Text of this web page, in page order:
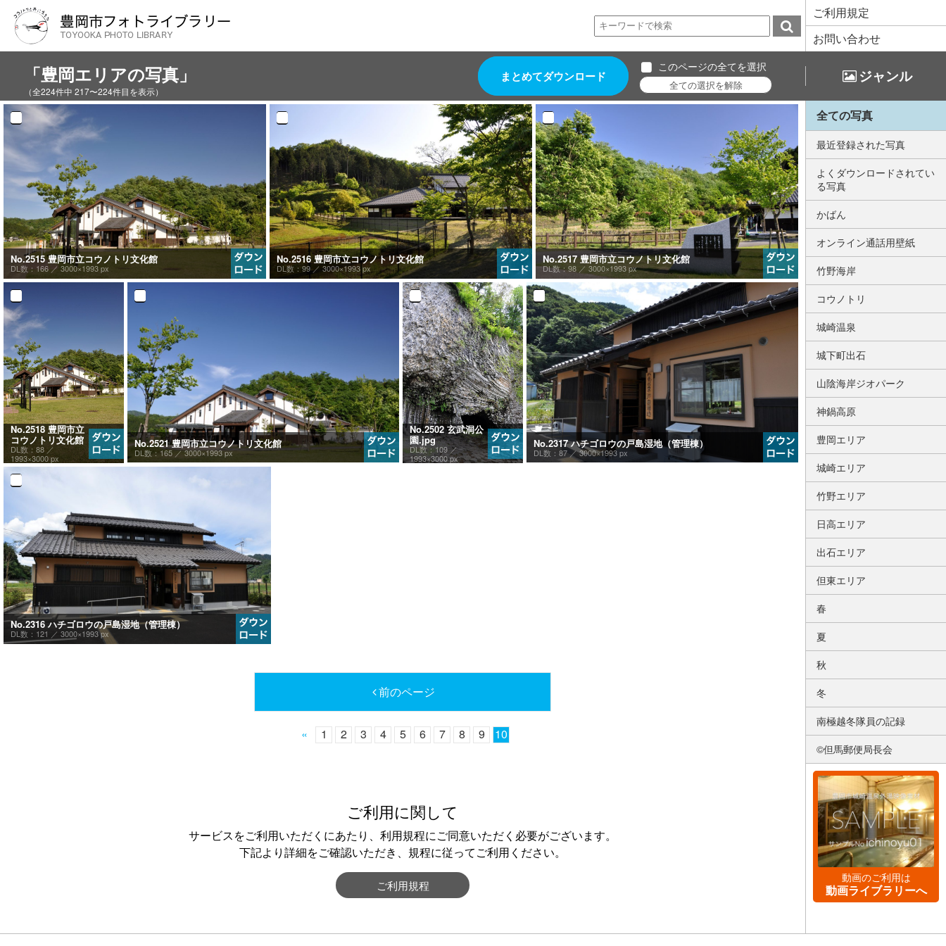
ご利用規定
お問い合わせ
「豊岡エリアの写真」
（全224件中 217〜224件目を表示）
まとめてダウンロード
このページの全てを選択
ジャンル
No.2515 豊岡市立コウノトリ文化館
DL数：166 ／ 3000×1993 px
No.2516 豊岡市立コウノトリ文化館
DL数：99 ／ 3000×1993 px
No.2517 豊岡市立コウノトリ文化館
DL数：98 ／ 3000×1993 px
No.2518 豊岡市立
コウノトリ文化館
DL数：88 ／
1993×3000 px
No.2521 豊岡市立コウノトリ文化館
DL数：165 ／3000×1993 px
No.2502 玄武洞公
園.jpg
DL数：109 ／
1993×3000 px
No.2317 ハチゴロウの戸島湿地（管理棟）
DL数：87 ／3000×1993 px
No.2316 ハチゴロウの戸島湿地（管理棟）
DL数：121 ／ 3000×1993 px
前のページ
« 1 2 3 4 5 6 7 8 9 10
ご利用に関して
サービスをご利用いただくにあたり、利用規程にご同意いただく必要がございます。
下記より詳細をご確認いただき、規程に従ってご利用ください。
ご利用規程
全ての写真
最近登録された写真
よくダウンロードされてい
る写真
かばん
オンライン通話用壁紙
竹野海岸
コウノトリ
城崎温泉
城下町出石
山陰海岸ジオパーク
神鍋高原
豊岡エリア
城崎エリア
竹野エリア
日高エリア
出石エリア
但東エリア
春
夏
秋
冬
南極越冬隊員の記録
©但馬郵便局長会
動画のご利用は
動画ライブラリーへ